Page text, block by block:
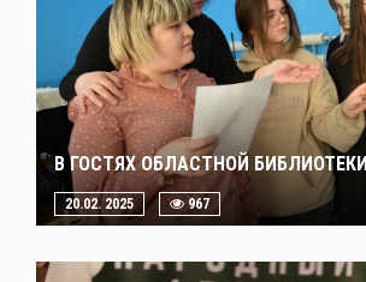
В ГОСТЯХ ОБЛАСТНОЙ БИБЛИОТЕКИ
20.02. 2025 967